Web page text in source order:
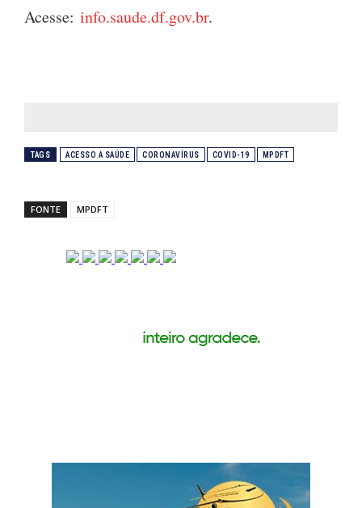
Acesse: info.saude.df.gov.br.
TAGS ACESSO A SAÚDE CORONAVÍRUS COVID-19 MPDFT
FONTE MPDFT